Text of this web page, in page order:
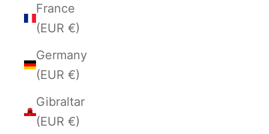
France
(EUR €)
Germany
(EUR €)
Gibraltar
(EUR €)